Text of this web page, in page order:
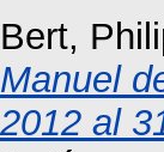
Bert,
Manuel
2012 al